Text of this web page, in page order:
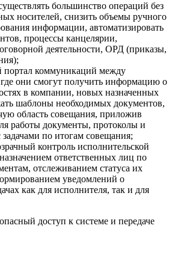
большинство операций без
носителей, снизить объемы ручного
информации, автоматизировать
процессы канцелярии,
деятельности, ОРД (приказы,
портал коммуникаций между
они смогут получить информацию о
в компании, новых назначенных
шаблоны необходимых документов,
область совещания, приложив
работы документы, протоколы и
задачами по итогам совещания;
контроль исполнительской
ответственных лиц по
отслеживанием статуса их
уведомлений о
как для исполнителя, так и для
доступ к системе и передаче